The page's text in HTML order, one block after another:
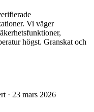
Vi väger
högst. Granskat och
· 23 mars 2026